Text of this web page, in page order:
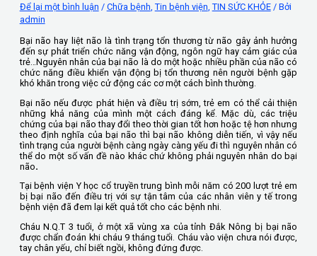
Để lại một bình luận / Chữa bệnh Tin bệnh viện TIN SỨC KHỎE/ Bởi
admin
Bại não hay liệt não là tình trạng tổn thương từ não gây ảnh hưởng
đến sự phát triển chức năng vận động, ngôn ngữ hay cảm giác của
trẻ…Nguyên nhân của bại não là do một hoặc nhiều phần của não có
chức năng điều khiển vận động bị tổn thương nên người bệnh gặp
khó khăn trong việc cử động các cơ một cách bình thường.
Bại não nếu được phát hiện và điều trị sớm, trẻ em có thể cải thiện
những khả năng của mình một cách đáng kể. Mặc dù, các triệu
chứng của bại não thay đổi theo thời gian tốt hơn hoặc tệ hơn nhưng
theo định nghĩa của bại não thì bại não không diễn tiến, vì vậy nếu
tình trạng của người bệnh càng ngày càng yếu đi thì nguyên nhân có
thể do một số vấn đề nào khác chứ không phải nguyên nhân do bại
não.
Tại bệnh viện Y học cổ truyền trung bình mỗi năm có 200 lượt trẻ em
bị bại não đến điều trị với sự tận tâm của các nhân viên y tế trong
bệnh viện đã đem lại kết quả tốt cho các bệnh nhi.
Cháu N.Q.T 3 tuổi, ở một xã vùng xa của tỉnh Đắk Nông bị bại não
được chẩn đoán khi cháu 9 tháng tuổi. Cháu vào viện chưa nói được,
tay chân yếu, chỉ biết ngồi, không đứng được.